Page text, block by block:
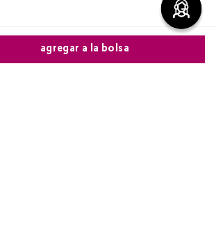
agregar a la bolsa
Comentarios